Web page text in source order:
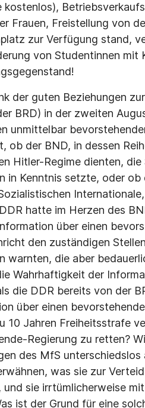
Frauen, Freistellung von
zur Verfügung stand,
von Studentinnen mit
der guten Beziehungen
BRD) in der zweiten
unmittelbar
ob der BND, in dessen
Hitler-Regime dienten,
in Kenntnis setzte, oder
hatte im Herzen des
über einen
den zuständigen
warnten, die aber
Wahrhaftigkeit der
die DDR bereits von der
über einen
10 Jahren Freiheitsstrafe
Regierung zu retten?
des MfS
was sie zur
sie irrtümlicherweise
ist der Grund für eine